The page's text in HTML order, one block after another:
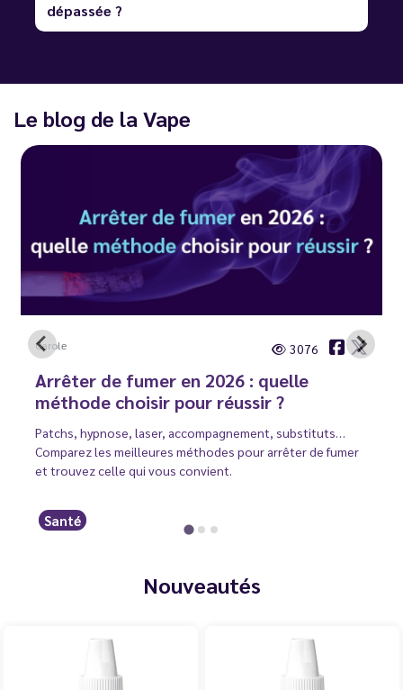
dépassée ?
Le blog de la Vape
Carole 3076
Arrêter de fumer en 2026 : quelle
méthode choisir pour réussir ?
Patchs, hypnose, laser, accompagnement, substituts…
Comparez les meilleures méthodes pour arrêter de fumer
et trouvez celle qui vous convient.
Santé
Nouveautés